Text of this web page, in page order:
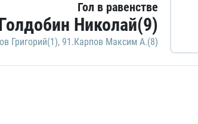
Гол в равенстве
Николай(9)
Григорий(1), 91.Карпов Максим А.(8)